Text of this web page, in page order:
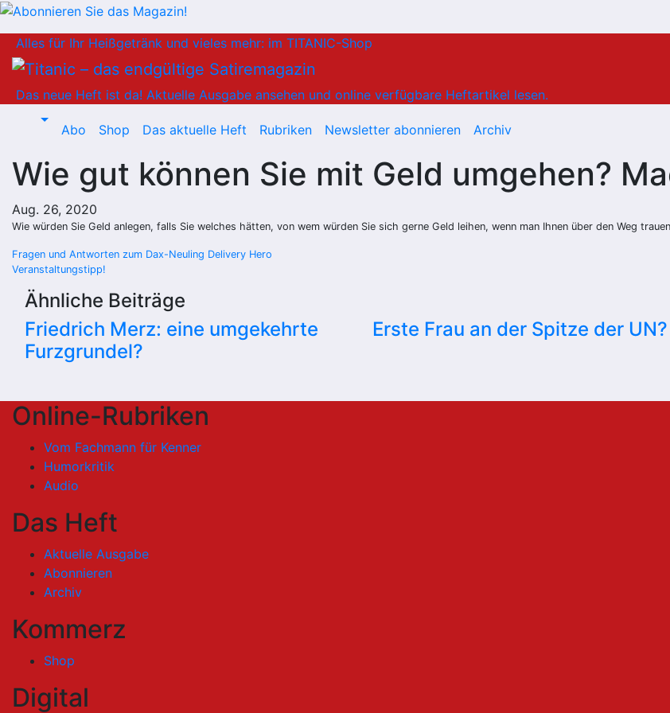
Inhalt
springen
Alles für Ihr Heißgetränk und vieles mehr: im TITANIC-Shop
Das neue Heft ist da! Aktuelle Ausgabe ansehen und online verfügbare Heftartikel lesen.
Abo Shop Das aktuelle Heft Rubriken Newsletter abonnieren Archiv
Wie gut können Sie mit Geld umgehen?
Aug. 26, 2020
Wie würden Sie Geld anlegen, falls Sie welches hätten, von wem würden Sie sich gerne Geld leihen, wenn man Ihnen über den Weg
Beitragsnavigation
Fragen und Antworten zum Dax-Neuling Delivery Hero
Veranstaltungstipp!
Ähnliche Beiträge
Friedrich Merz: eine umgekehrte
Furzgrundel?
Erste Frau an der Spitze der UN?
Online-Rubriken
Vom Fachmann für Kenner
Humorkritik
Audio
Das Heft
Aktuelle Ausgabe
Abonnieren
Archiv
Kommerz
Shop
Digital